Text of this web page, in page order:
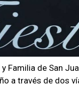
Familia de San
a través de dos